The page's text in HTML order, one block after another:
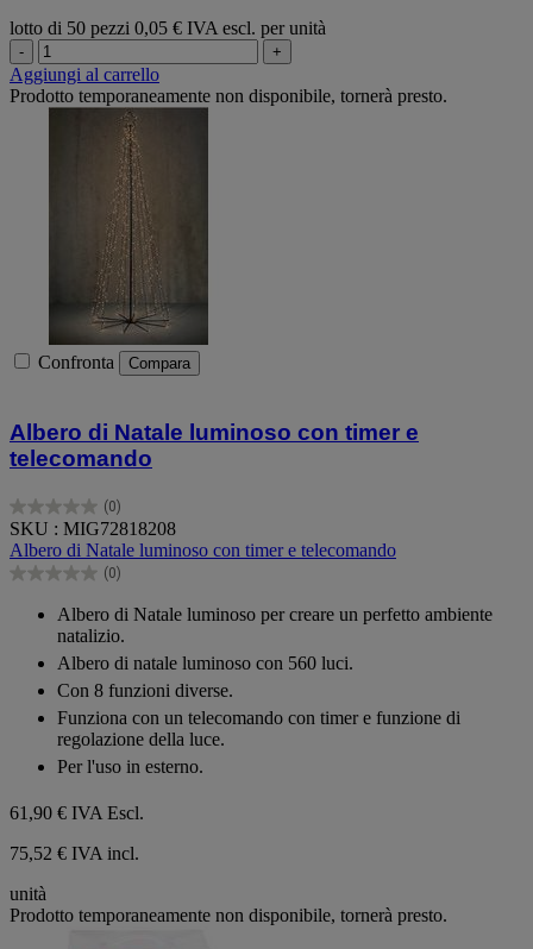
lotto di 50 pezzi 0,05 € IVA escl. per unità
- +
Aggiungi al carrello
Prodotto temporaneamente non disponibile, tornerà presto.
Confronta Compara
Albero di Natale luminoso con timer e
telecomando
(0)
0.0
su
5
stelle.
SKU : MIG72818208
Albero di Natale luminoso con timer e telecomando
(0)
0.0
Albero di Natale luminoso per creare un perfetto ambiente
natalizio.
Albero di natale luminoso con 560 luci.
Con 8 funzioni diverse.
Funziona con un telecomando con timer e funzione di
regolazione della luce.
Per l'uso in esterno.
61,90 € IVA Escl.
75,52 € IVA incl.
unità
Prodotto temporaneamente non disponibile, tornerà presto.